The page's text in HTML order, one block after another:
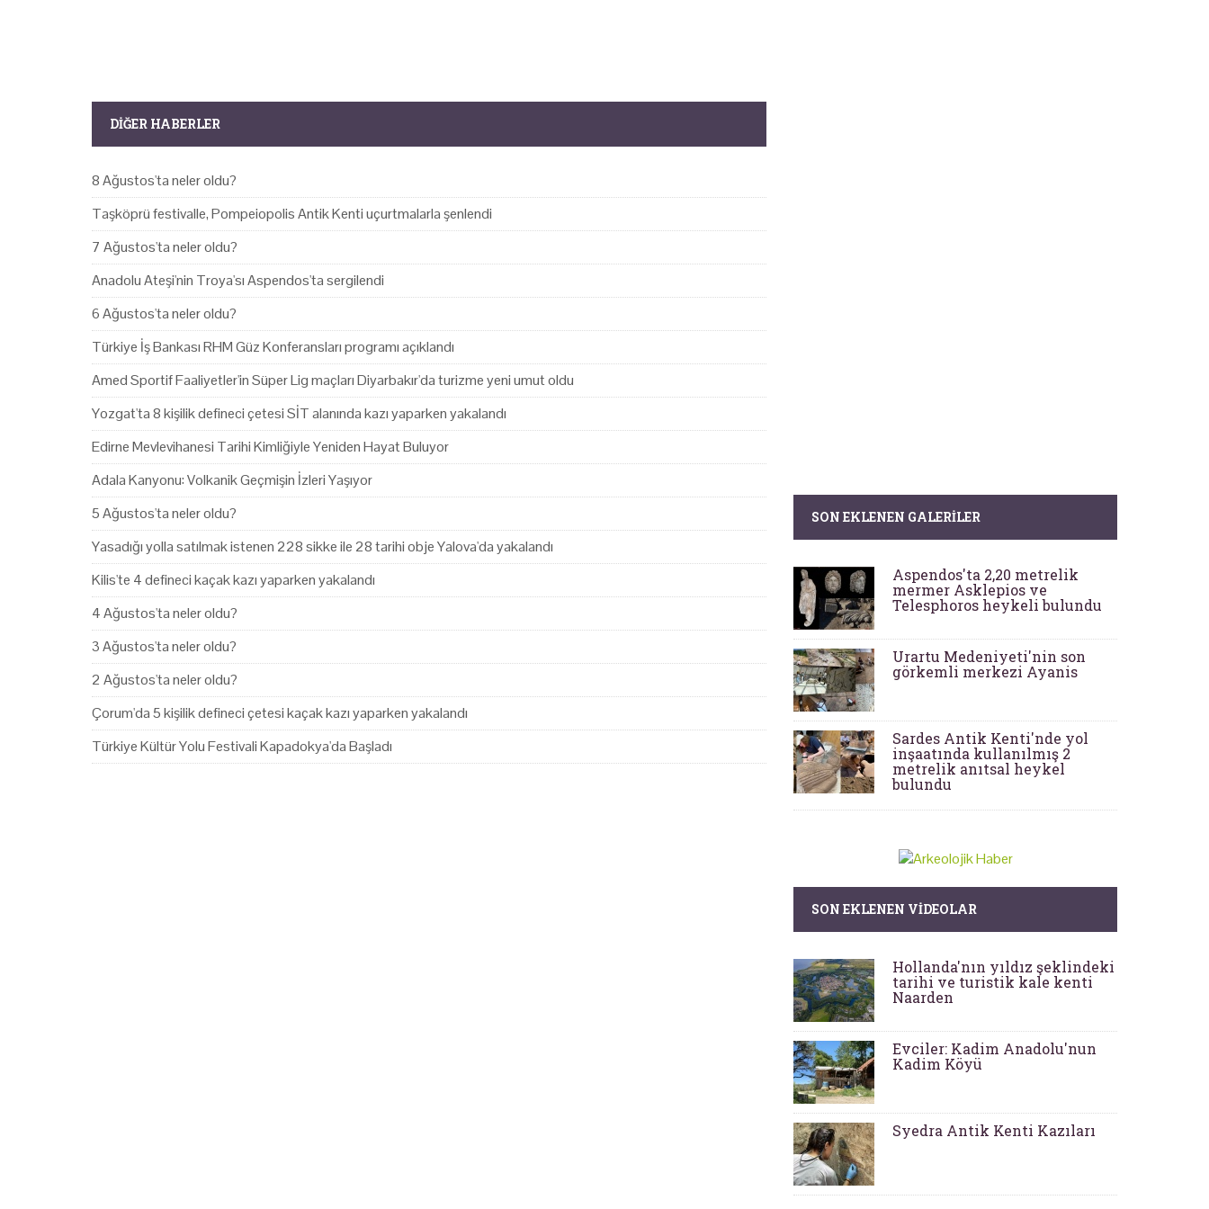
DIĞER HABERLER
8 Ağustos'ta neler oldu?
Taşköprü festivalle, Pompeiopolis Antik Kenti uçurtmalarla şenlendi
7 Ağustos'ta neler oldu?
Anadolu Ateşi'nin Troya'sı Aspendos'ta sergilendi
6 Ağustos'ta neler oldu?
Türkiye İş Bankası RHM Güz Konferansları programı açıklandı
Amed Sportif Faaliyetler'in Süper Lig maçları Diyarbakır'da turizme yeni umut oldu
Yozgat'ta 8 kişilik defineci çetesi SİT alanında kazı yaparken yakalandı
Edirne Mevlevihanesi Tarihi Kimliğiyle Yeniden Hayat Buluyor
Adala Kanyonu: Volkanik Geçmişin İzleri Yaşıyor
5 Ağustos'ta neler oldu?
Yasadığı yolla satılmak istenen 228 sikke ile 28 tarihi obje Yalova'da yakalandı
Kilis'te 4 defineci kaçak kazı yaparken yakalandı
4 Ağustos'ta neler oldu?
3 Ağustos'ta neler oldu?
2 Ağustos'ta neler oldu?
Çorum'da 5 kişilik defineci çetesi kaçak kazı yaparken yakalandı
Türkiye Kültür Yolu Festivali Kapadokya'da Başladı
SON EKLENEN GALERILER
Aspendos'ta 2,20 metrelik
mermer Asklepios ve
Telesphoros heykeli bulundu
Urartu Medeniyeti'nin son
görkemli merkezi Ayanis
Sardes Antik Kenti'nde yol
inşaatında kullanılmış 2
metrelik anıtsal heykel
bulundu
SON EKLENEN VIDEOLAR
Hollanda'nın yıldız şeklindeki
tarihi ve turistik kale kenti
Naarden
Evciler: Kadim Anadolu'nun
Kadim Köyü
Syedra Antik Kenti Kazıları